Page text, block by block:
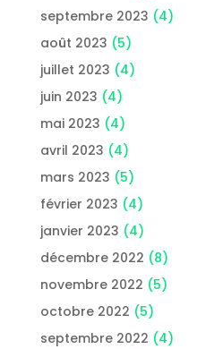
septembre 2023 (4)
août 2023 (5)
juillet 2023 (4)
juin 2023 (4)
mai 2023 (4)
avril 2023 (4)
mars 2023 (5)
février 2023 (4)
janvier 2023 (4)
décembre 2022 (8)
novembre 2022 (5)
octobre 2022 (5)
septembre 2022 (4)